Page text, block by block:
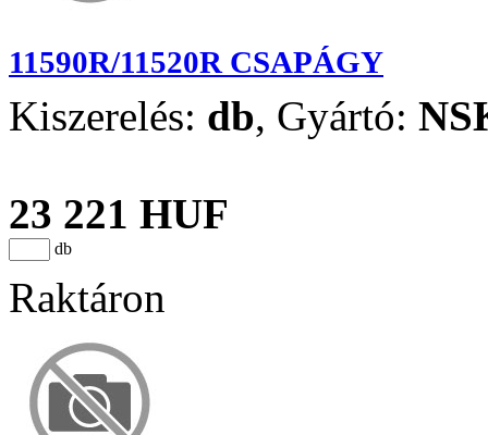
11590R/11520R CSAPÁGY
Kiszerelés: db, Gyártó:
23 221 HUF
db
Raktáron